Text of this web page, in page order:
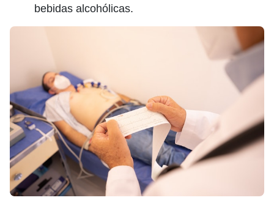
bebidas alcohólicas.